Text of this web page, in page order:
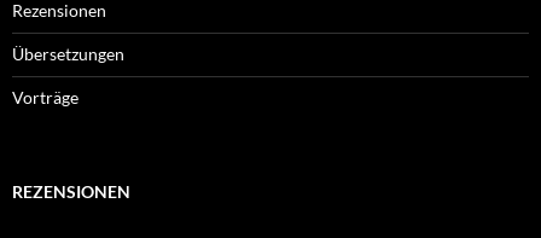
Rezensionen
Übersetzungen
Vorträge
REZENSIONEN